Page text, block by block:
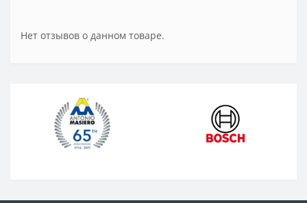
Нет отзывов о данном товаре.